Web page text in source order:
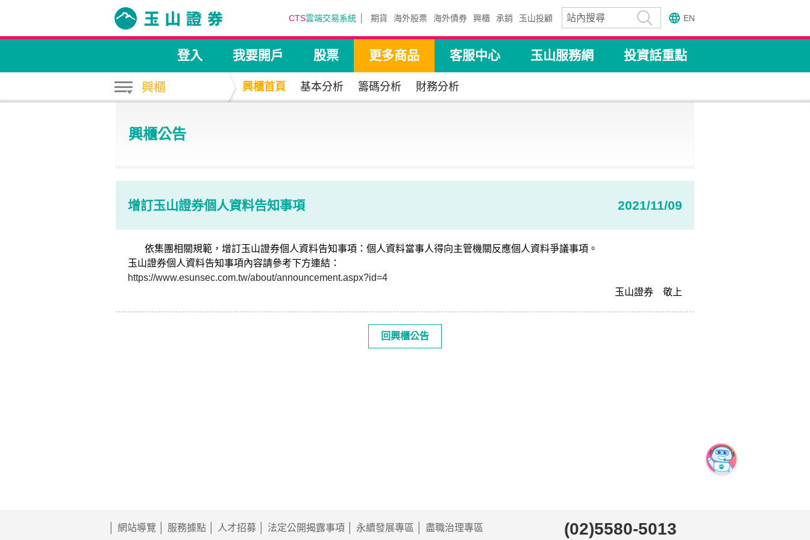
EN
CTS雲端交易系統 期貨 海外股票 海外債券 興櫃 承銷 玉山投顧
登入 我要開戶 股票 更多商品 客服中心 玉山服務網 投資話重點
興櫃 興櫃首頁 基本分析 籌碼分析 財務分析
興櫃公告
增訂玉山證券個人資料告知事項 2021/11/09
依集團相關規範，增訂玉山證券個人資料告知事項：個人資料當事人得向主管機關反應個人資料爭議事項。
玉山證券個人資料告知事項內容請參考下方連結：
https://www.esunsec.com.tw/about/announcement.aspx?id=4
玉山證券 敬上
回興櫃公告
網站導覽 服務據點 人才招募 法定公開揭露事項 永續發展專區 盡職治理專區 (02)5580-5013